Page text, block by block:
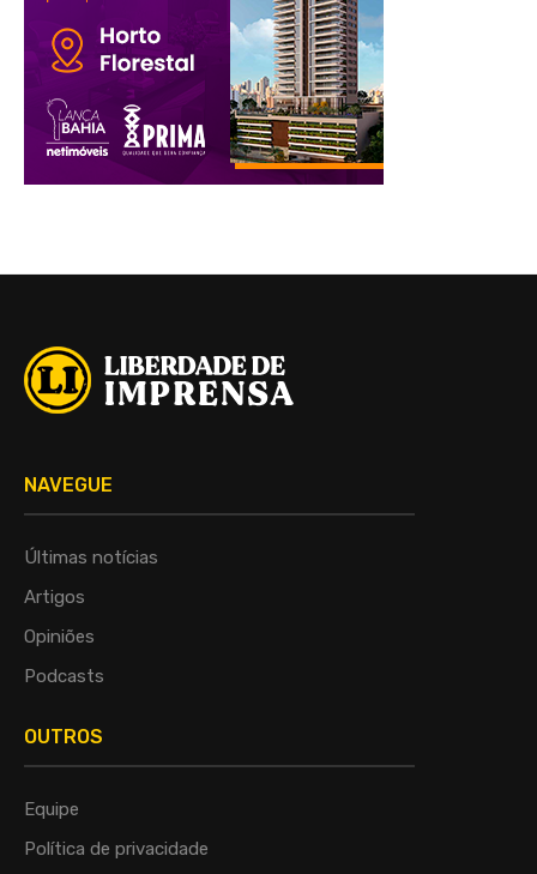
NAVEGUE
Últimas notícias
Artigos
Opiniões
Podcasts
OUTROS
Equipe
Política de privacidade